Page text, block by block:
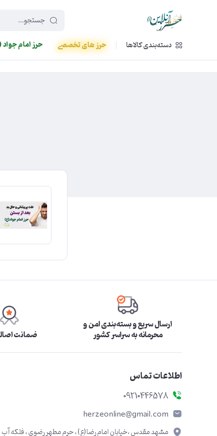
449f43cf-3da2-4422-bb12-2566cb5b8b05
دسته‌بندی کالاها
حرز های تخصصی حرز امام
ارسال سریع و بسته‌بندی امن و
محرمانه به سراسر کشور ضمانت
اطلاعات تماس
09210446578
herzeonline@gmail.com
مشهد مقدس ،خیابان امام رضا(ع) ، حرم مطهر رضوی ، فلکه آب